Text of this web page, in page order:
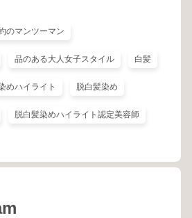
のマンツーマン
品のある大人女子スタイル 白髪
めハイライト 脱白髪染め
脱白髪染めハイライト認定美容師